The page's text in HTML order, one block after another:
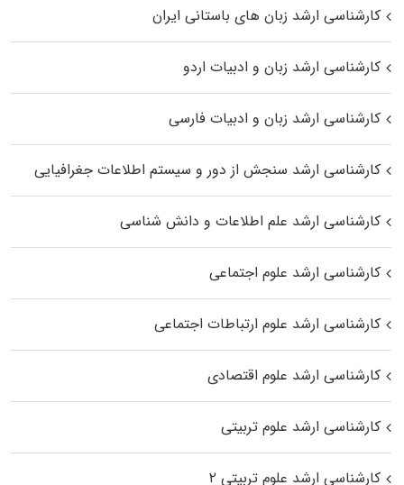
کارشناسی ارشد زبان‌ های باستانی ایران
کارشناسی ارشد زبان و ادبیات اردو
کارشناسی ارشد زبان و ادبیات فارسی
کارشناسی ارشد سنجش از دور و سیستم اطلاعات جغرافیایی
کارشناسی ارشد علم اطلاعات و دانش شناسی
کارشناسی ارشد علوم اجتماعی
کارشناسی ارشد علوم ارتباطات اجتماعی
کارشناسی ارشد علوم اقتصادی
کارشناسی ارشد علوم تربیتی
کارشناسی ارشد علوم تربیتی ۲